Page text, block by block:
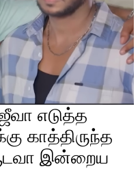
எடுத்த
காத்திருந்த
இன்றைய